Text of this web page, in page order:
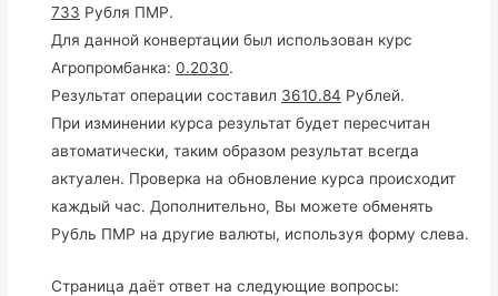
733 Рубля ПМР.
Для данной конвертации был использован курс
Агропромбанка:0.2030.
Результат операции составил 3610.84 Рублей.
При изминении курса результат будет пересчитан
автоматически, таким образом результат всегда
актуален. Проверка на обновление курса происходит
каждый час. Дополнительно, Вы можете обменять
Рубль ПМР на другие валюты, используя форму слева.
Страница даёт ответ на следующие вопросы: